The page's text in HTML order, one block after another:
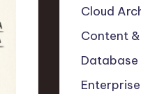
Cloud
Content
Database